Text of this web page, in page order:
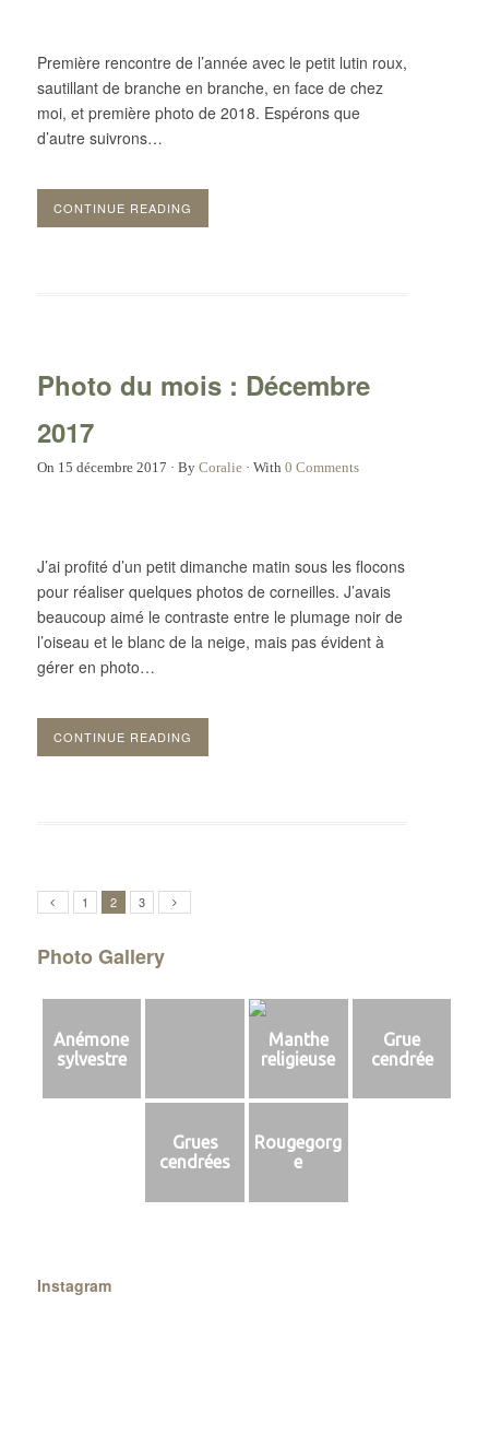
Première rencontre de l’année avec le petit lutin roux,
sautillant de branche en branche, en face de chez
moi, et première photo de 2018. Espérons que
d’autre suivrons…
CONTINUE READING
Photo du mois : Décembre
2017
On 15 décembre 2017 · By Coralie· With 0 Comments
J’ai profité d’un petit dimanche matin sous les flocons
pour réaliser quelques photos de corneilles. J’avais
beaucoup aimé le contraste entre le plumage noir de
l’oiseau et le blanc de la neige, mais pas évident à
gérer en photo…
CONTINUE READING
1 2 3
Photo Gallery
Anémone
sylvestre
Manthe
religieuse
Grue
cendrée
Grues
cendrées
Rougegorg
e
Instagram